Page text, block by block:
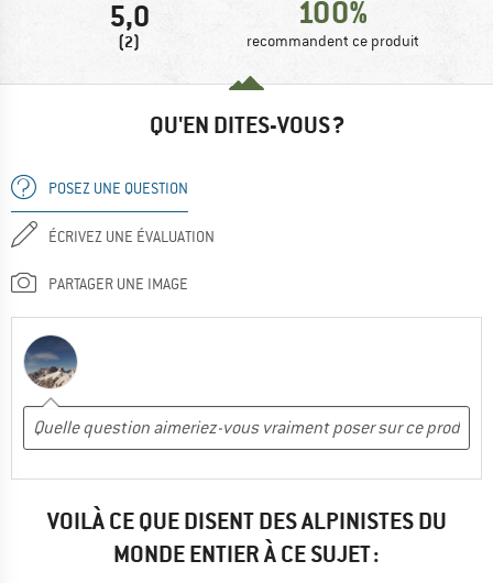
5,0
(2)
100%
recommandent ce produit
QU'EN DITES-VOUS ?
POSEZ UNE QUESTION
ÉCRIVEZ UNE ÉVALUATION
PARTAGER UNE IMAGE
VOILÀ CE QUE DISENT DES ALPINISTES DU
MONDE ENTIER À CE SUJET :